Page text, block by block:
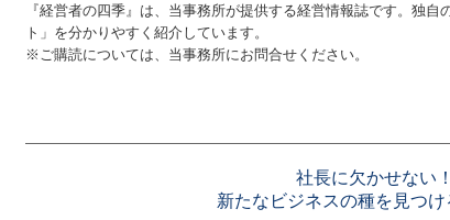
『経営者の四季』は、当事務所が提供する経営情報誌です。独
ト」を分かりやすく紹介しています。
※ご購読については、当事務所にお問合せください。
社長に欠かせない！
新たなビジネスの種を見つけ